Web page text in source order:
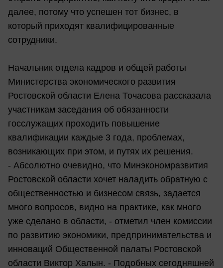
далее, потому что успешен тот бизнес, в
который приходят квалифицированные
сотрудники.
Начальник отдела кадров и общей работы
Министерства экономического развития
Ростовской области Елена Точасова рассказала
участникам заседания об обязанности
госслужащих проходить повышение
квалификации каждые 3 года, проблемах,
возникающих при этом, и путях их решения.
- Абсолютно очевидно, что Минэкономразвития
Ростовской области хочет наладить обратную с
общественностью и бизнесом связь, задается
много вопросов, видно на практике, как много
уже сделано в области, - отметил член комиссии
по развитию экономики, предпринимательства и
инноваций Общественной палаты Ростовской
области Виктор Халын. - Подобных сегодняшней